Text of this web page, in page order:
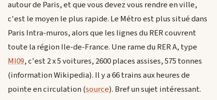
autour de Paris, et que vous devez vous rendre en ville,
c'est le moyen le plus rapide. Le Métro est plus situé dans
Paris Intra-muros, alors que les lignes du RER couvrent
toute la région Ile-de-France. Une rame du RER A, type
MI09, c'est 2 x 5 voitures, 2600 places assises, 575 tonnes
(information Wikipedia). Il y a 66 trains aux heures de
pointe en circulation (source). Bref un sujet intéressant.